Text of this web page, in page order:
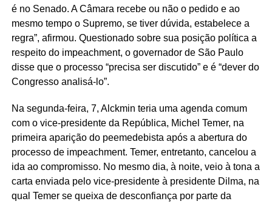
é no Senado. A Câmara recebe ou não o pedido e ao
mesmo tempo o Supremo, se tiver dúvida, estabelece a
regra”, afirmou. Questionado sobre sua posição política a
respeito do impeachment, o governador de São Paulo
disse que o processo “precisa ser discutido” e é “dever do
Congresso analisá-lo”.
Na segunda-feira, 7, Alckmin teria uma agenda comum
com o vice-presidente da República, Michel Temer, na
primeira aparição do peemedebista após a abertura do
processo de impeachment. Temer, entretanto, cancelou a
ida ao compromisso. No mesmo dia, à noite, veio à tona a
carta enviada pelo vice-presidente à presidente Dilma, na
qual Temer se queixa de desconfiança por parte da